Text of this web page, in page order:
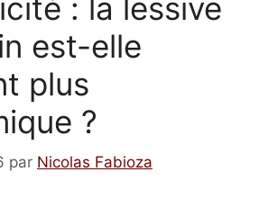
: la lessive
est-elle
plus
?
par Nicolas Fabioza